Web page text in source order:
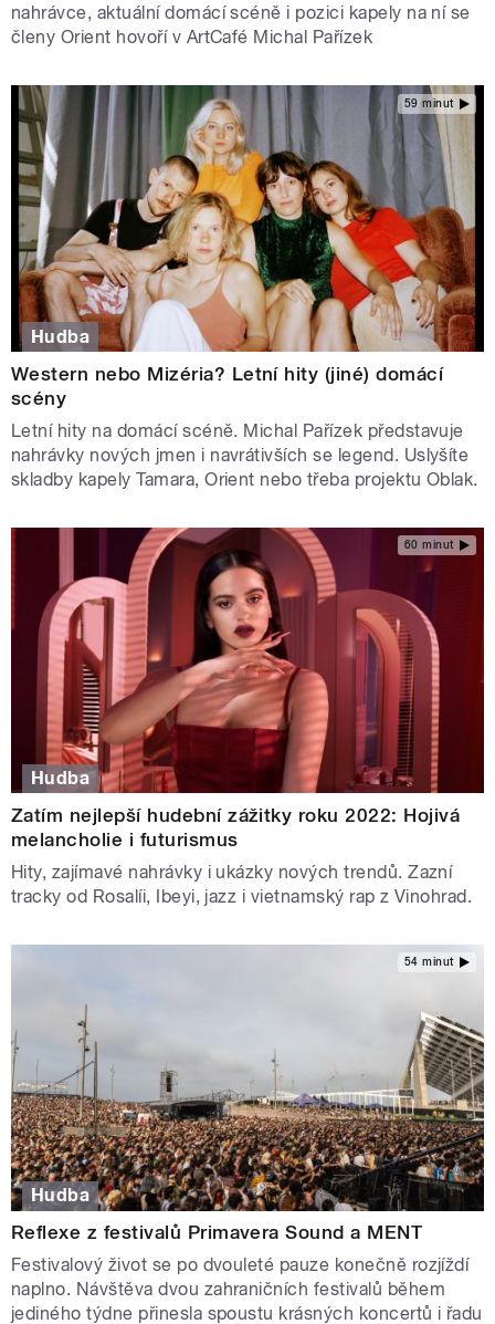
nahrávce, aktuální domácí scéně i pozici kapely na ní se
členy Orient hovoří v ArtCafé Michal Pařízek
59 minut
Hudba
Western nebo Mizéria? Letní hity (jiné) domácí
scény
Letní hity na domácí scéně. Michal Pařízek představuje
nahrávky nových jmen i navrátivších se legend. Uslyšíte
skladby kapely Tamara, Orient nebo třeba projektu Oblak.
60 minut
Hudba
Zatím nejlepší hudební zážitky roku 2022: Hojivá
melancholie i futurismus
Hity, zajímavé nahrávky i ukázky nových trendů. Zazní
tracky od Rosalíi, Ibeyi, jazz i vietnamský rap z Vinohrad.
54 minut
Hudba
Reflexe z festivalů Primavera Sound a MENT
Festivalový život se po dvouleté pauze konečně rozjíždí
naplno. Návštěva dvou zahraničních festivalů během
jediného týdne přinesla spoustu krásných koncertů i řadu